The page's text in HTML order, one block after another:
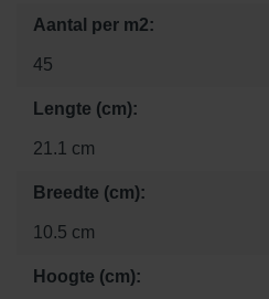
Aantal per m2:
45
Lengte (cm):
21.1 cm
Breedte (cm):
10.5 cm
Hoogte (cm):